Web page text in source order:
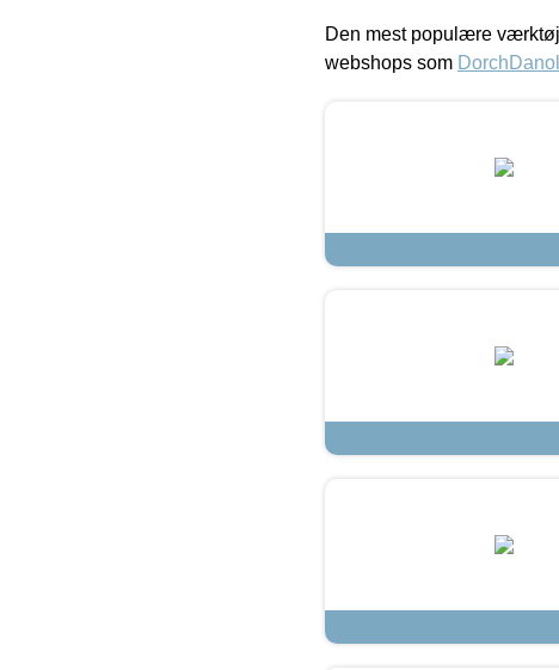
Den mest populære
webshops som